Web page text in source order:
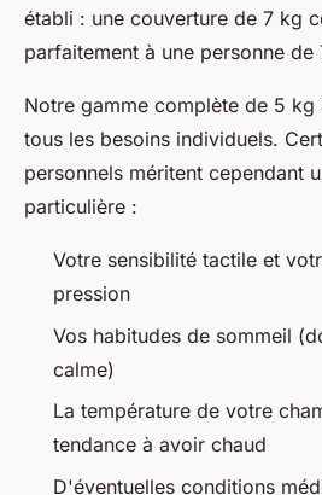
établi : une couverture de 7 kg
parfaitement à une personne de
Notre gamme complète de 5 kg
tous les besoins individuels.
personnels méritent cependant
particulière :
Votre sensibilité tactile et
pression
Vos habitudes de sommeil
calme)
La température de votre
tendance à avoir chaud
D'éventuelles conditions